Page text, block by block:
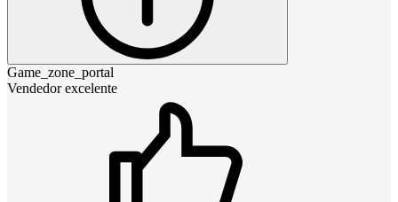
Game_zone_portal
Vendedor excelente